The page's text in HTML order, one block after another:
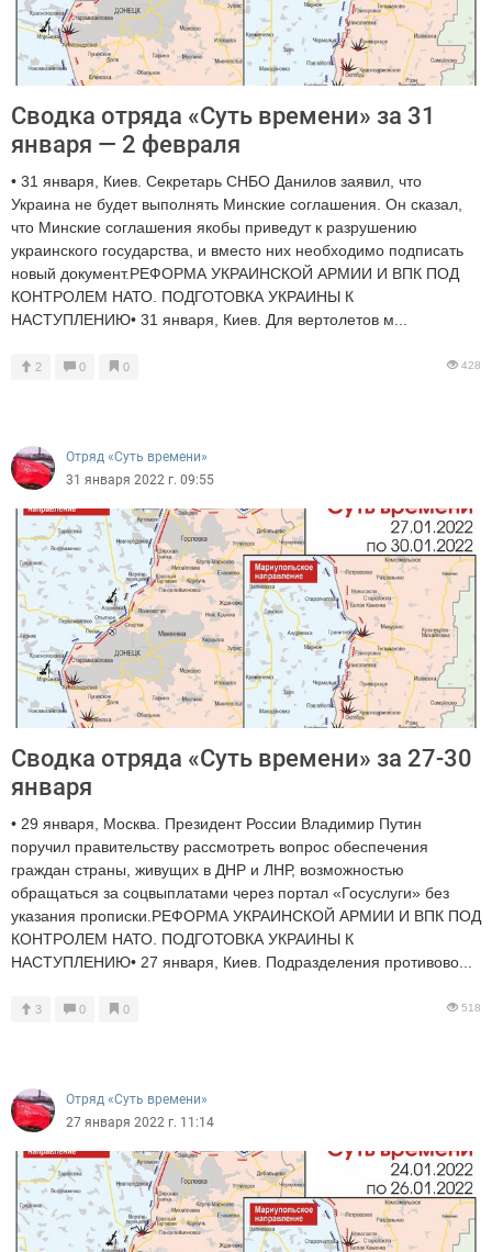
Сводка отряда «Суть времени» за 31
января — 2 февраля
• 31 января, Киев. Секретарь СНБО Данилов заявил, что
Украина не будет выполнять Минские соглашения. Он сказал,
что Минские соглашения якобы приведут к разрушению
украинского государства, и вместо них необходимо подписать
новый документ.РЕФОРМА УКРАИНСКОЙ АРМИИ И ВПК ПОД
КОНТРОЛЕМ НАТО. ПОДГОТОВКА УКРАИНЫ К
НАСТУПЛЕНИЮ• 31 января, Киев. Для вертолетов м...
2 0 0 428
Отряд «Суть времени»
31 января 2022 г. 09:55
Сводка отряда «Суть времени» за 27-30
января
• 29 января, Москва. Президент России Владимир Путин
поручил правительству рассмотреть вопрос обеспечения
граждан страны, живущих в ДНР и ЛНР, возможностью
обращаться за соцвыплатами через портал «Госуслуги» без
указания прописки.РЕФОРМА УКРАИНСКОЙ АРМИИ И ВПК ПОД
КОНТРОЛЕМ НАТО. ПОДГОТОВКА УКРАИНЫ К
НАСТУПЛЕНИЮ• 27 января, Киев. Подразделения противово...
3 0 0 518
Отряд «Суть времени»
27 января 2022 г. 11:14